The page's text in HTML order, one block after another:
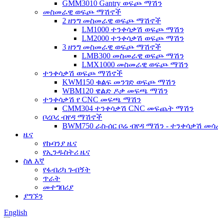
GMM3010 Gantry ወፍጮ ማሽን
መስመራዊ ወፍጮ ማሽኖች
2 ዘንግ መስመራዊ ወፍጮ ማሽኖች
LM1000 ተንቀሳቃሽ ወፍጮ ማሽን
LM2000 ተንቀሳቃሽ ወፍጮ ማሽን
3 ዘንግ መስመራዊ ወፍጮ ማሽኖች
LMB300 መስመራዊ ወፍጮ ማሽን
LMX1000 መስመራዊ ወፍጮ ማሽን
ተንቀሳቃሽ ወፍጮ ማሽኖች
KWM150 ቁልፍ መንገድ ወፍጮ ማሽን
WBM120 ዌልድ ዶቃ መፍጫ ማሽን
ተንቀሳቃሽ የ CNC መፍጫ ማሽን
CMM304 ተንቀሳቃሽ CNC መፍጨት ማሽን
ቦረቦረ ብየዳ ማሽኖች
BWM750 ራስ-ሰር ቦሬ ብየዳ ማሽን - ተንቀሳቃሽ
ዜና
የኩባንያ ዜና
የኢንዱስትሪ ዜና
ስለ እኛ
የፋብሪካ ጉብኝት
ጥራት
መተግበሪያ
ያግኙን
English